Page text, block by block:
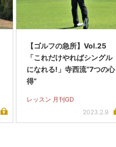
【ゴルフの急所】Vol.25
「これだけやればシングル
になれる!」寺西流“7つの心
得”
レッスン 月刊GD
2023.2.9